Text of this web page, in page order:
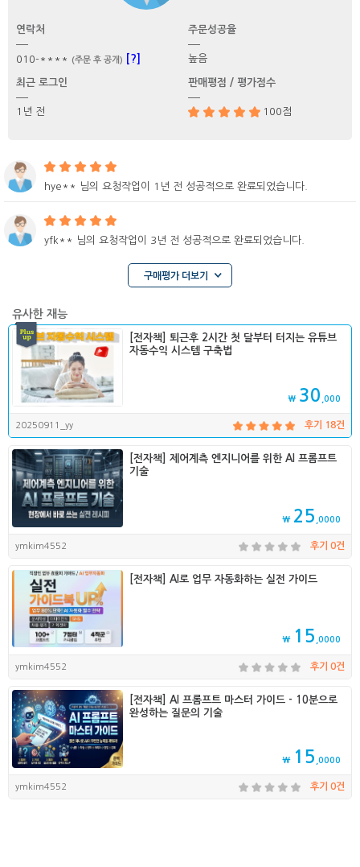
연락처
010-**** (주문 후 공개) [?]
주문성공율
높음
최근 로그인
1년 전
판매평점 / 평가점수
100점
hye** 님의 요청작업이 1년 전 성공적으로 완료되었습니다.
yfk** 님의 요청작업이 3년 전 성공적으로 완료되었습니다.
구매평가 더보기
유사한 재능
[전자책] 퇴근후 2시간 첫 달부터 터지는 유튜브
자동수익 시스템 구축법
₩ 30 ,000
20250911_yy 후기 18건
[전자책] 제어계측 엔지니어를 위한 AI 프롬프트
기술
₩ 25 ,0000
ymkim4552 후기 0건
[전자책] AI로 업무 자동화하는 실전 가이드
₩ 15 ,0000
ymkim4552 후기 0건
[전자책] AI 프롬프트 마스터 가이드 - 10분으로
완성하는 질문의 기술
₩ 15 ,0000
ymkim4552 후기 0건